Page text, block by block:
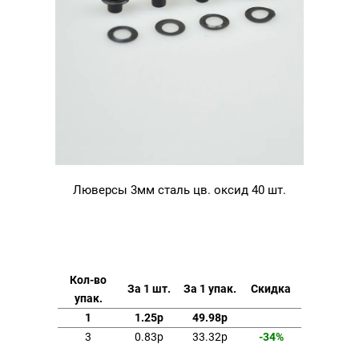
Люверсы 3мм сталь цв. оксид 40 шт.
Кол-во
упак.
За 1 шт. За 1 упак. Скидка
1 1.25р
49.98р
3
0.83р 33.32р -34%